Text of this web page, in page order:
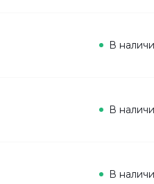
В
В
В